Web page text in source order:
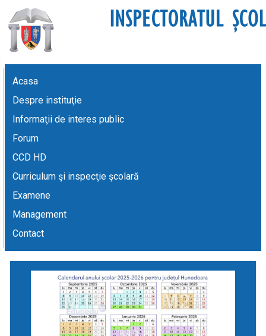
Acasa
Despre instituţie
Informaţii de interes public
Forum
CCD HD
Curriculum şi inspecţie şcolară
Examene
Management
Contact